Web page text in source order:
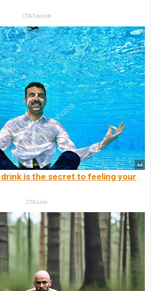
CTA Favorite
is the secret to feeling your
CTA Love